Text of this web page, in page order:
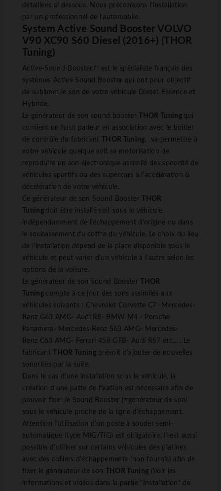
détaillées ci dessous. Nous préconisons l'installation
par un professionnel de l'automobile.
System Active Sound Booster VOLVO
V90 XC90 S60 Diesel (2016+) (THOR
Tuning)
Active-Sound-Booster.fr est le spécialiste français des
systèmes Active Sound Booster qui ont pour objectif
de sublimer le son de votre véhicule Diesel, Essence et
Hybride.
Le générateur de son sound booster
THOR Tuning qui
contient un haut parleur en association avec le boîtier
de contrôle du fabricant
THOR Tuning, va permettre à
votre véhicule quelque soit sa motorisation de
reproduire un son électronique assimilé des sonorité de
véhicules sportifs ou des supercars à l'accélération &
décélération de votre véhicule.
Ce générateur de son Sound Booster
THOR
Tuning doit être installé soit sous le véhicule
indépendamment de l'échappement d'origine ou dans
le soubassement du coffre du véhicule. Le choix du lieu
de l'installation dépend de la place disponible sous le
véhicule et peut varier d'un véhicule à l'autre selon les
options de la voiture.
Le générateur de son Sound Booster
THOR
Tuning compte à ce jour des sons assimilés aux
véhicules suivants : Chevrolet Corvette C7- Mercedes-
Benz G63 AMG- Audi R8- BMW M4 - Porsche
Panamera- Mercedes-Benz S63 AMG- Mercedes-
Benz C63 AMG- Ferrari 458 GTB- Audi RS7 etc... . Le
fabricant
THOR Tuningprévoit d'ajouter de nouvelles
sonorités par la suite.
Dans le cas d'une installation sous le véhicule, la
création d'une patte de fixation est nécessaire afin de
pouvoir fixer le Sound Booster (=générateur de son)
sous le véhicule proche de la ligne d'échappement.
Attention l'utilisation d'un poste à souder semi-
automatique (type MIG/TIG) est obligatoire. Il est aussi
possible d'utiliser sur certains véhicules des platines
avec des colliers d'échappements (non fournis) afin de
fixer le générateur de son
THOR Tuning (Voir les
informations et vidéos dans la partie "Installation" de